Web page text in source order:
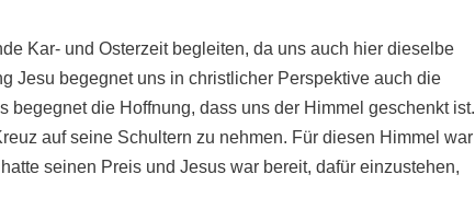
Kar- und Osterzeit begleiten, da uns auch hier dieselbe
Jesu begegnet uns in christlicher Perspektive auch die
begegnet die Hoffnung, dass uns der Himmel geschenkt ist.
auf seine Schultern zu nehmen. Für diesen Himmel war
seinen Preis und Jesus war bereit, dafür einzustehen,